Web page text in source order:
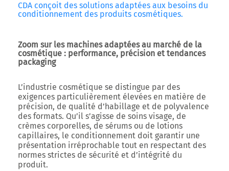
CDA conçoit des solutions adaptées aux besoins du
conditionnement des produits cosmétiques.
Zoom sur les machines adaptées au marché de la
cosmétique : performance, précision et tendances
packaging
L’industrie cosmétique se distingue par des
exigences particulièrement élevées en matière de
précision, de qualité d’habillage et de polyvalence
des formats. Qu’il s’agisse de soins visage, de
crèmes corporelles, de sérums ou de lotions
capillaires, le conditionnement doit garantir une
présentation irréprochable tout en respectant des
normes strictes de sécurité et d’intégrité du
produit.